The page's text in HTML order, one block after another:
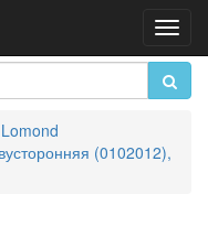
Lomond
(0102012),